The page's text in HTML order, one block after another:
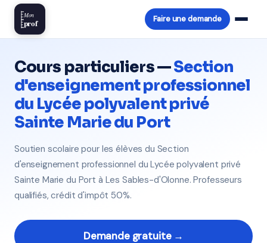
Mon
prof Faire une demande
Cours particuliers —Section
d'enseignement professionnel
du Lycée polyvalent privé
Sainte Marie du Port
Soutien scolaire pour les élèves du Section
d'enseignement professionnel du Lycée polyvalent privé
Sainte Marie du Port à Les Sables-d'Olonne. Professeurs
qualifiés, crédit d'impôt 50%.
Demande gratuite →